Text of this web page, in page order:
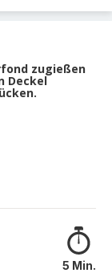
zugießen
Deckel
5 Min.